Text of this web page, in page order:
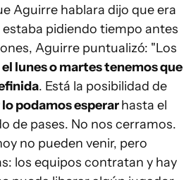
Aguirre hablara dijo que era
pidiendo tiempo antes
Aguirre puntualizó: "Los
el lunes o martes tenemos que
. Está la posibilidad de
podamos esperarhasta el
de pases. No nos cerramos.
no pueden venir, pero
los equipos contratan y hay